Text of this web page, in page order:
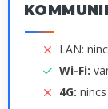
LAN:
Wi-Fi:
4G: nincs